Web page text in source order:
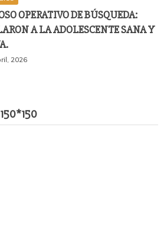
OPERATIVO DE BÚSQUEDA:
A LA ADOLESCENTE SANA Y
2026